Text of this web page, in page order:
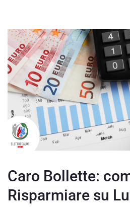
Caro Bollette:
Risparmiare su